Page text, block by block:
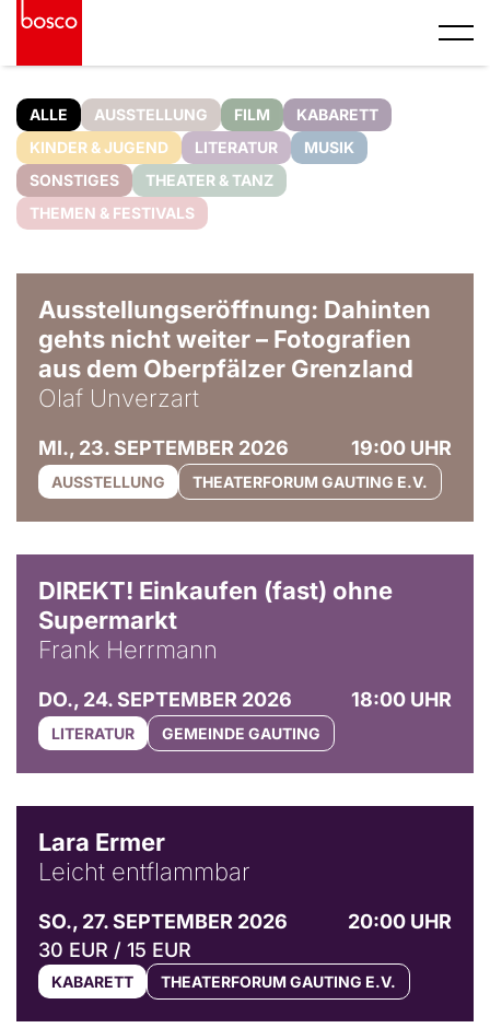
ALLE AUSSTELLUNG FILM
KABARETT
KINDER & JUGEND
LITERATUR
MUSIK
SONSTIGES
THEATER & TANZ
THEMEN & FESTIVALS
Ausstellungseröffnung: Dahinten
gehts nicht weiter – Fotografien
aus dem Oberpfälzer Grenzland
Olaf Unverzart
MI., 23. SEPTEMBER 2026 19:00 UHR
AUSSTELLUNG THEATERFORUM GAUTING E.V.
DIREKT! Einkaufen (fast) ohne
Supermarkt
Frank Herrmann
DO., 24. SEPTEMBER 2026 18:00 UHR
LITERATUR GEMEINDE GAUTING
Lara Ermer
Leicht entflammbar
SO., 27. SEPTEMBER 2026
20:00 UHR
30 EUR / 15 EUR
KABARETT THEATERFORUM GAUTING E.V.